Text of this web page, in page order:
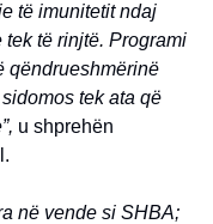
të imunitetit ndaj
të rinjtë. Programi
qëndrueshmërinë
tek ata që
u shprehën
në vende si SHBA;